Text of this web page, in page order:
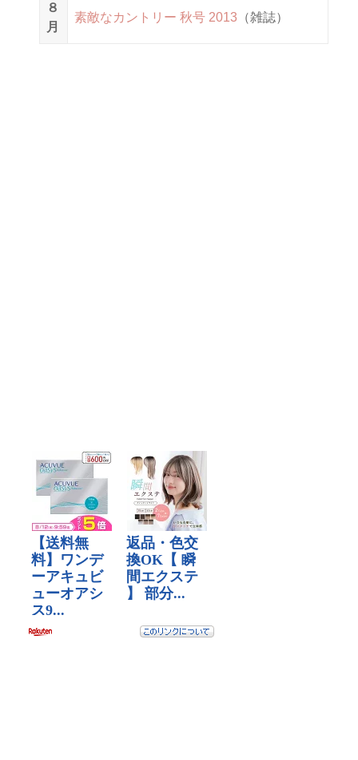
８
月
素敵なカントリー 秋号 2013 （雑誌）